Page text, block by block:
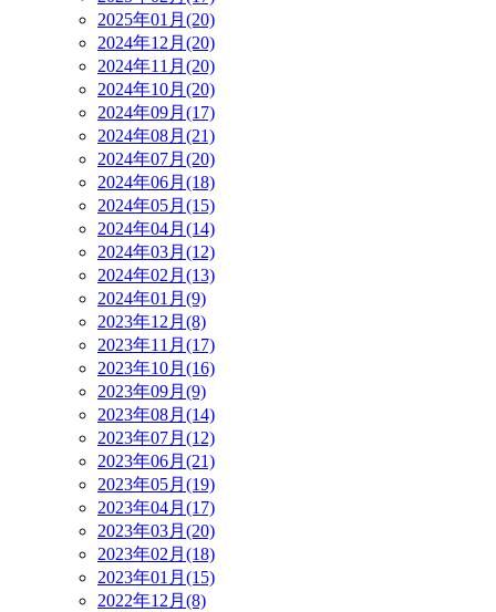
2025年01月(20)
2024年12月(20)
2024年11月(20)
2024年10月(20)
2024年09月(17)
2024年08月(21)
2024年07月(20)
2024年06月(18)
2024年05月(15)
2024年04月(14)
2024年03月(12)
2024年02月(13)
2024年01月(9)
2023年12月(8)
2023年11月(17)
2023年10月(16)
2023年09月(9)
2023年08月(14)
2023年07月(12)
2023年06月(21)
2023年05月(19)
2023年04月(17)
2023年03月(20)
2023年02月(18)
2023年01月(15)
2022年12月(8)